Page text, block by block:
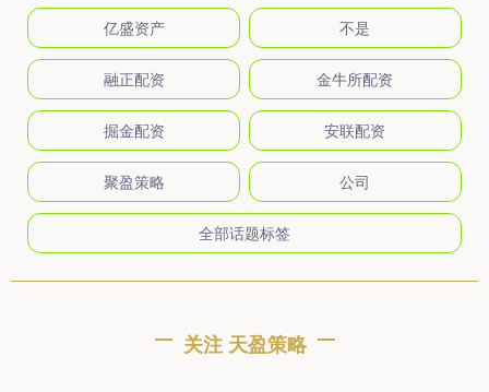
亿盛资产 不是
融正配资 金牛所配资
掘金配资 安联配资
聚盈策略 公司
全部话题标签
关注 天盈策略